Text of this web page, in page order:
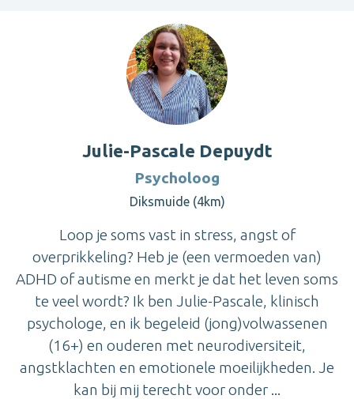
Julie-Pascale Depuydt
Psycholoog
Diksmuide (4km)
Loop je soms vast in stress, angst of
overprikkeling? Heb je (een vermoeden van)
ADHD of autisme en merkt je dat het leven soms
te veel wordt? Ik ben Julie-Pascale, klinisch
psychologe, en ik begeleid (jong)volwassenen
(16+) en ouderen met neurodiversiteit,
angstklachten en emotionele moeilijkheden. Je
kan bij mij terecht voor onder ...